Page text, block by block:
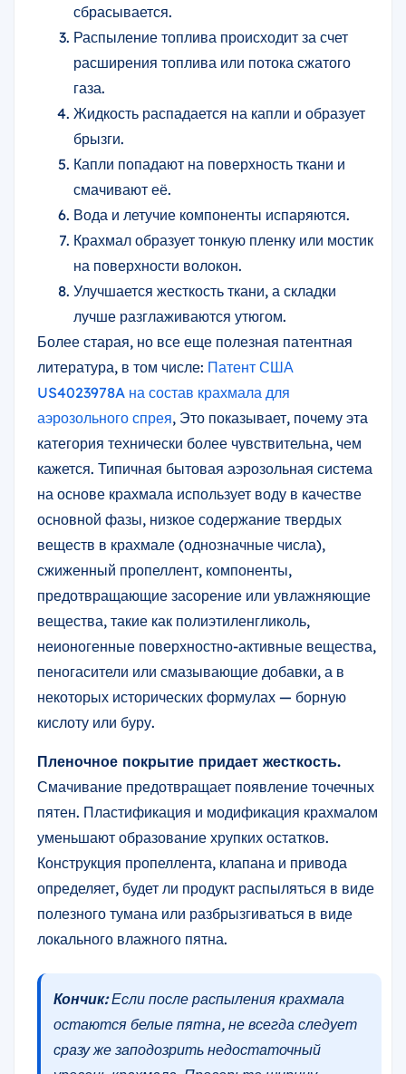
сбрасывается.
Распыление топлива происходит за счет
расширения топлива или потока сжатого
газа.
Жидкость распадается на капли и образует
брызги.
Капли попадают на поверхность ткани и
смачивают её.
Вода и летучие компоненты испаряются.
Крахмал образует тонкую пленку или мостик
на поверхности волокон.
Улучшается жесткость ткани, а складки
лучше разглаживаются утюгом.
Более старая, но все еще полезная патентная
литература, в том числе: Патент США
US4023978A на состав крахмала для
аэрозольного спрея, Это показывает, почему эта
категория технически более чувствительна, чем
кажется. Типичная бытовая аэрозольная система
на основе крахмала использует воду в качестве
основной фазы, низкое содержание твердых
веществ в крахмале (однозначные числа),
сжиженный пропеллент, компоненты,
предотвращающие засорение или увлажняющие
вещества, такие как полиэтиленгликоль,
неионогенные поверхностно-активные вещества,
пеногасители или смазывающие добавки, а в
некоторых исторических формулах — борную
кислоту или буру.
Пленочное покрытие придает жесткость.
Смачивание предотвращает появление точечных
пятен. Пластификация и модификация крахмалом
уменьшают образование хрупких остатков.
Конструкция пропеллента, клапана и привода
определяет, будет ли продукт распыляться в виде
полезного тумана или разбрызгиваться в виде
локального влажного пятна.
Кончик:Если после распыления крахмала
остаются белые пятна, не всегда следует
сразу же заподозрить недостаточный